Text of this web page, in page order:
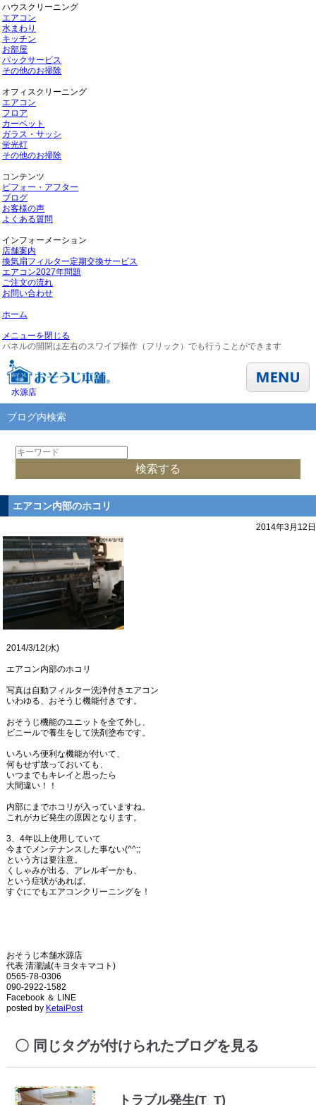
ハウスクリーニング
エアコン
水まわり
キッチン
お部屋
パックサービス
その他のお掃除
オフィスクリーニング
エアコン
フロア
カーペット
ガラス・サッシ
蛍光灯
その他のお掃除
コンテンツ
ビフォー・アフター
ブログ
お客様の声
よくある質問
インフォーメーション
店舗案内
換気扇フィルター定期交換サービス
エアコン2027年問題
ご注文の流れ
お問い合わせ
ホーム
メニューを閉じる
パネルの開閉は左右のスワイプ操作（フリック）でも行うことができます
水源店
ブログ内検索
エアコン内部のホコリ
2014年3月12日
2014/3/12(水)
エアコン内部のホコリ
写真は自動フィルター洗浄付きエアコン
いわゆる、おそうじ機能付きです。
おそうじ機能のユニットを全て外し、
ビニールで養生をして洗剤塗布です。
いろいろ便利な機能が付いて、
何もせず放っておいても、
いつまでもキレイと思ったら
大間違い！！
内部にまでホコリが入っていますね。
これがカビ発生の原因となります。
3、4年以上使用していて
今までメンテナンスした事ない(^^;;
という方は要注意。
くしゃみが出る、アレルギーかも、
という症状があれば、
すぐにでもエアコンクリーニングを！
おそうじ本舗水源店
代表 清瀧誠(キヨタキマコト)
0565-78-0306
090-2922-1582
Facebook ＆ LINE
posted by KetaiPost
同じタグが付けられたブログを見る
トラブル発生(T_T)